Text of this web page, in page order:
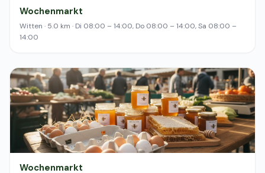
Wochenmarkt
Witten · 5.0 km · Di 08:00 – 14:00, Do 08:00 – 14:00, Sa 08:00 –
14:00
Wochenmarkt